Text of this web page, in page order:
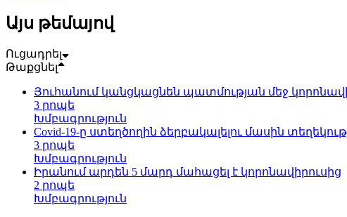
Այս թեմայով
Ուցադրել
Թաքցնել
Յուհանում կանցկացնեն պատմության մեջ
3 րոպե
Խմբագրություն
Covid-19-ը ստեղծողին ձերբակալելու մասին
3 րոպե
Խմբագրություն
Իրանում արդեն 5 մարդ մահացել է կորոնավիրուսից
2 րոպե
Խմբագրություն